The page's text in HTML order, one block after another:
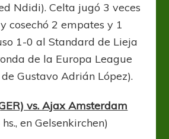
Ndidi). Celta jugó 3 veces
cosechó 2 empates y 1
1-0 al Standard de Lieja
de la Europa League
Gustavo Adrián López).
vs. Ajax Amsterdam
en Gelsenkirchen)